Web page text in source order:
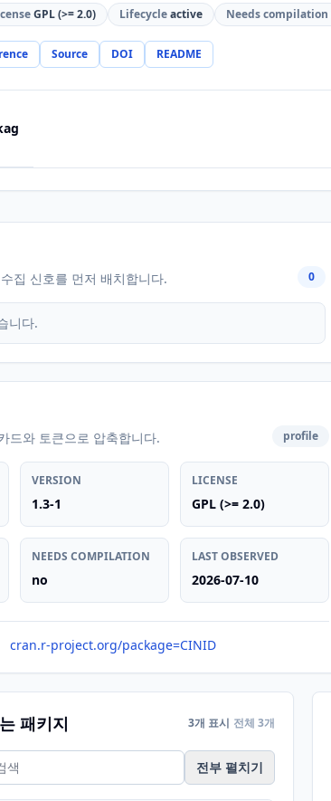
GPL (>= 2.0) Lifecycleactive Needs compilation
Source DOI README
집 신호를 먼저 배치합니다. 0
니다.
드와 토큰으로 압축합니다. profile
VERSION
1.3-1
LICENSE
GPL (>= 2.0)
NEEDS COMPILATION
no
LAST OBSERVED
2026-07-10
cran.r-project.org/package=CINID
패키지 3개 표시 전체 3개
전부 펼치기